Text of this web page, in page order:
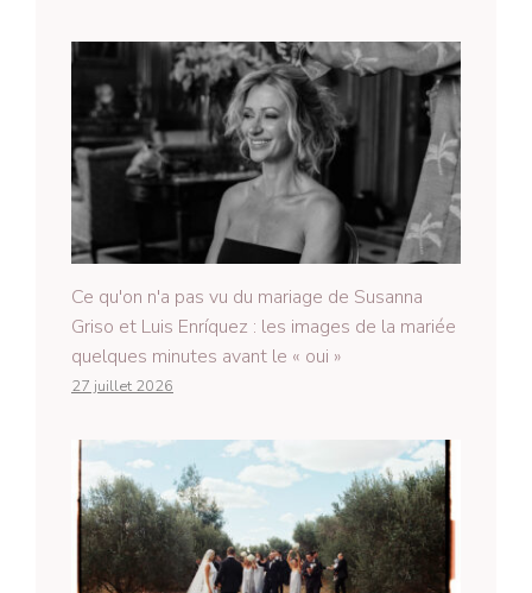
Ce qu'on n'a pas vu du mariage de Susanna
Griso et Luis Enríquez : les images de la mariée
quelques minutes avant le « oui »
27 juillet 2026